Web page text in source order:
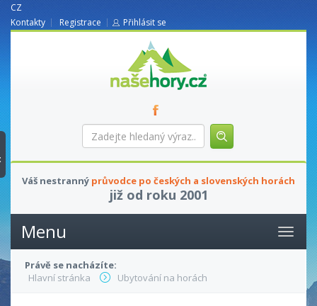
CZ
Kontakty
Registrace Přihlásit se
nasehory.cz
Zadejte
hledaný
Váš nestranný průvodce po českých a slovenských horách
již od roku 2001
Menu
Právě se nacházíte:
Hlavní stránka
Ubytování na horách